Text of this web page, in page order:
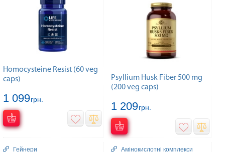
Homocysteine Resist (60 veg
caps)
1 099грн.
Psyllium Husk Fiber 500 mg
(200 veg caps)
1 209грн.
Гейнери Амінокислотні комплекси